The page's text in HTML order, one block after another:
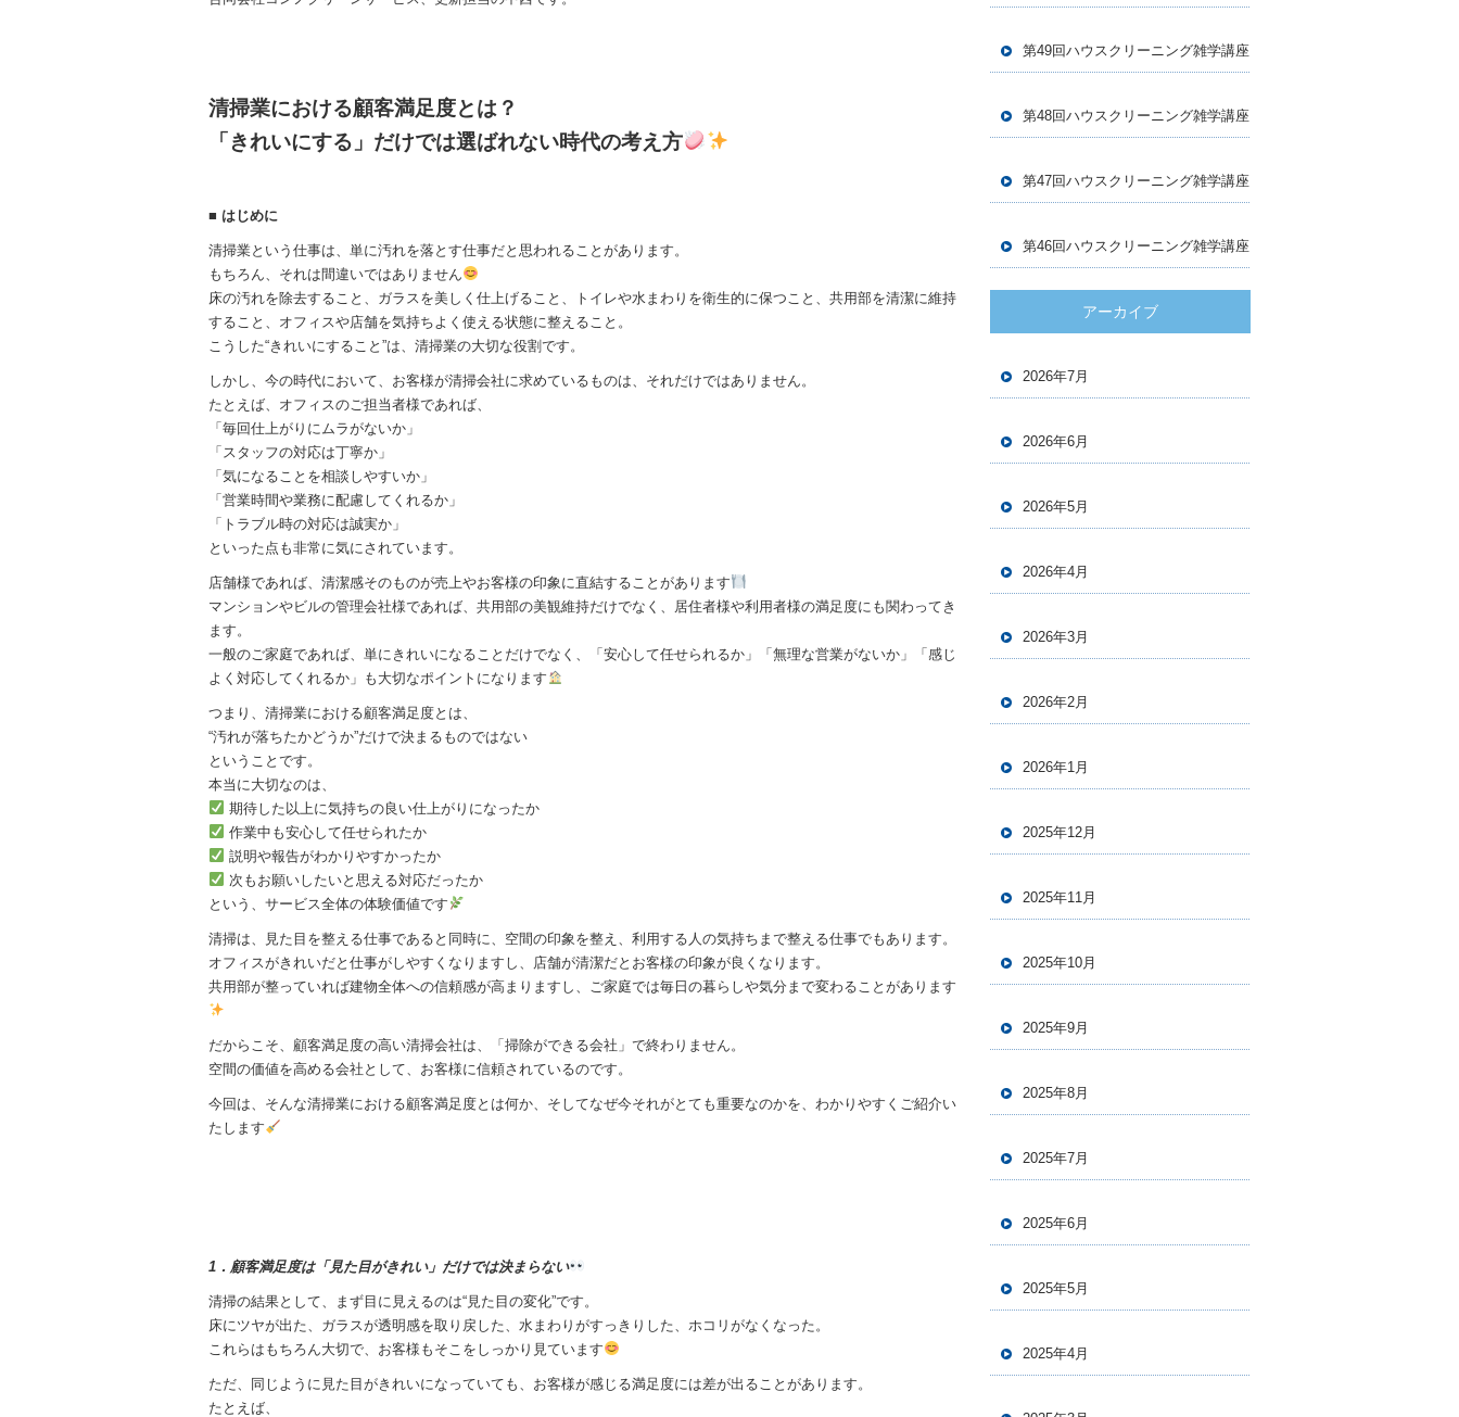
清掃業における顧客満足度とは？
「きれいにする」だけでは選ばれない時代の考え方
■ はじめに
清掃業という仕事は、単に汚れを落とす仕事だと思われることがあります。
もちろん、それは間違いではありません
床の汚れを除去すること、ガラスを美しく仕上げること、トイレや水まわりを衛生的に保つこと、共用部を清潔に維持
すること、オフィスや店舗を気持ちよく使える状態に整えること。
こうした“きれいにすること”は、清掃業の大切な役割です。
しかし、今の時代において、お客様が清掃会社に求めているものは、それだけではありません。
たとえば、オフィスのご担当者様であれば、
「毎回仕上がりにムラがないか」
「スタッフの対応は丁寧か」
「気になることを相談しやすいか」
「営業時間や業務に配慮してくれるか」
「トラブル時の対応は誠実か」
といった点も非常に気にされています。
店舗様であれば、清潔感そのものが売上やお客様の印象に直結することがあります
マンションやビルの管理会社様であれば、共用部の美観維持だけでなく、居住者様や利用者様の満足度にも関わってき
ます。
一般のご家庭であれば、単にきれいになることだけでなく、「安心して任せられるか」「無理な営業がないか」「感じ
よく対応してくれるか」も大切なポイントになります
つまり、清掃業における顧客満足度とは、
“汚れが落ちたかどうか”だけで決まるものではない
ということです。
本当に大切なのは、
期待した以上に気持ちの良い仕上がりになったか
作業中も安心して任せられたか
説明や報告がわかりやすかったか
次もお願いしたいと思える対応だったか
という、サービス全体の体験価値です
清掃は、見た目を整える仕事であると同時に、空間の印象を整え、利用する人の気持ちまで整える仕事でもあります。
オフィスがきれいだと仕事がしやすくなりますし、店舗が清潔だとお客様の印象が良くなります。
共用部が整っていれば建物全体への信頼感が高まりますし、ご家庭では毎日の暮らしや気分まで変わることがあります
だからこそ、顧客満足度の高い清掃会社は、「掃除ができる会社」で終わりません。
空間の価値を高める会社として、お客様に信頼されているのです。
今回は、そんな清掃業における顧客満足度とは何か、そしてなぜ今それがとても重要なのかを、わかりやすくご紹介い
たします
1．顧客満足度は「見た目がきれい」だけでは決まらない
清掃の結果として、まず目に見えるのは“見た目の変化”です。
床にツヤが出た、ガラスが透明感を取り戻した、水まわりがすっきりした、ホコリがなくなった。
これらはもちろん大切で、お客様もそこをしっかり見ています
ただ、同じように見た目がきれいになっていても、お客様が感じる満足度には差が出ることがあります。
たとえば、
第49回ハウスクリーニング雑学講座
第48回ハウスクリーニング雑学講座
第47回ハウスクリーニング雑学講座
第46回ハウスクリーニング雑学講座
アーカイブ
2026年7月
2026年6月
2026年5月
2026年4月
2026年3月
2026年2月
2026年1月
2025年12月
2025年11月
2025年10月
2025年9月
2025年8月
2025年7月
2025年6月
2025年5月
2025年4月